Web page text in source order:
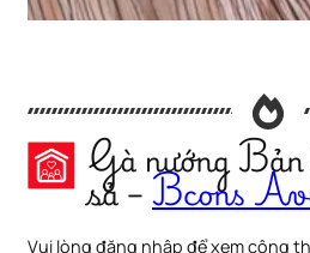
Gà nướng
sả –Bcons
Vui lòng đăng nhập để xem công